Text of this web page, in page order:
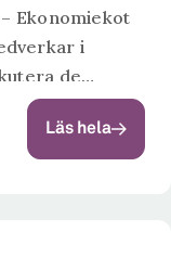
Ekonomiekot
i
de
Läs hela